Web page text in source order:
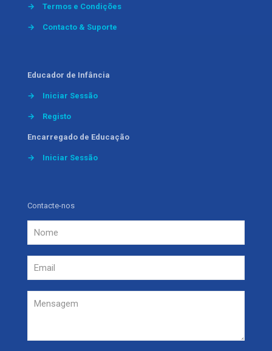
→ Termos e Condições
→ Contacto & Suporte
Educador de Infância
→ Iniciar Sessão
→ Registo
Encarregado de Educação
→ Iniciar Sessão
Contacte-nos